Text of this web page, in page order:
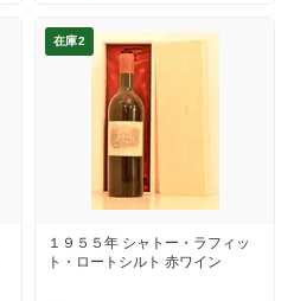
在庫2
１９５５年 シャトー・ラフィッ
ト・ロートシルト 赤ワイン